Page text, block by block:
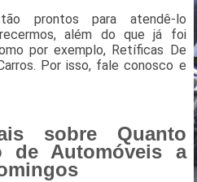
prontos para atendê-lo
além do que já foi
por exemplo, Retíficas De
Por isso, fale conosco e
sobre Quanto
de Automóveis a